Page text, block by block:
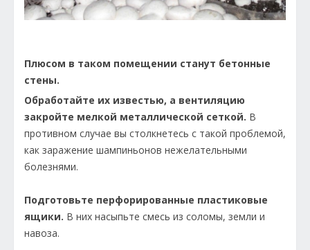
Плюсом в таком помещении станут бетонные
стены.
Обработайте их известью, а вентиляцию
закройте мелкой металлической сеткой. В
противном случае вы столкнетесь с такой проблемой,
как заражение шампиньонов нежелательными
болезнями.
Подготовьте перфорированные пластиковые
ящики. В них насыпьте смесь из соломы, земли и
навоза.